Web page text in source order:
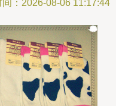
间：2026-08-06 11:17:44